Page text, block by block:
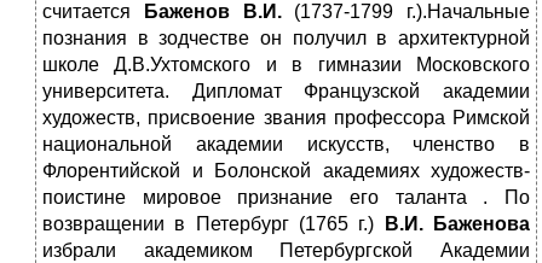
считается
Баженов В.И.(1737-1799 г.).Начальные
познания в зодчестве он получил в архитектурной
школе Д.В.Ухтомского и в гимназии Московского
университета. Дипломат Французской академии
художеств, присвоение звания профессора Римской
национальной академии искусств, членство в
Флорентийской и Болонской академиях художеств-
поистине мировое признание его таланта . По
возвращении в Петербург (1765 г.)
В.И. Баженова
избрали академиком Петербургской Академии